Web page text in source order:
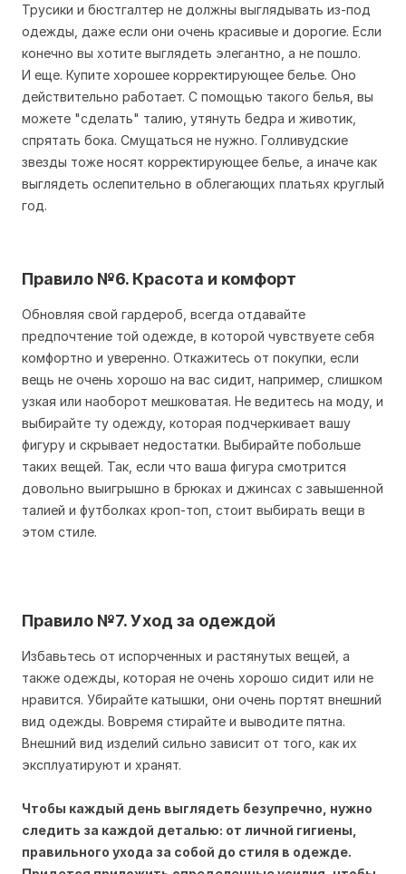
Трусики и бюстгалтер не должны выглядывать из-под
одежды, даже если они очень красивые и дорогие. Если
конечно вы хотите выглядеть элегантно, а не пошло.
И еще. Купите хорошее корректирующее белье. Оно
действительно работает. С помощью такого белья, вы
можете "сделать" талию, утянуть бедра и животик,
спрятать бока. Смущаться не нужно. Голливудские
звезды тоже носят корректирующее белье, а иначе как
выглядеть ослепительно в облегающих платьях круглый
год.
Правило №6. Красота и комфорт
Обновляя свой гардероб, всегда отдавайте
предпочтение той одежде, в которой чувствуете себя
комфортно и уверенно. Откажитесь от покупки, если
вещь не очень хорошо на вас сидит, например, слишком
узкая или наоборот мешковатая. Не ведитесь на моду, и
выбирайте ту одежду, которая подчеркивает вашу
фигуру и скрывает недостатки. Выбирайте побольше
таких вещей. Так, если что ваша фигура смотрится
довольно выигрышно в брюках и джинсах с завышенной
талией и футболках кроп-топ, стоит выбирать вещи в
этом стиле.
Правило №7. Уход за одеждой
Избавьтесь от испорченных и растянутых вещей, а
также одежды, которая не очень хорошо сидит или не
нравится. Убирайте катышки, они очень портят внешний
вид одежды. Вовремя стирайте и выводите пятна.
Внешний вид изделий сильно зависит от того, как их
эксплуатируют и хранят.
Чтобы каждый день выглядеть безупречно, нужно
следить за каждой деталью: от личной гигиены,
правильного ухода за собой до стиля в одежде.